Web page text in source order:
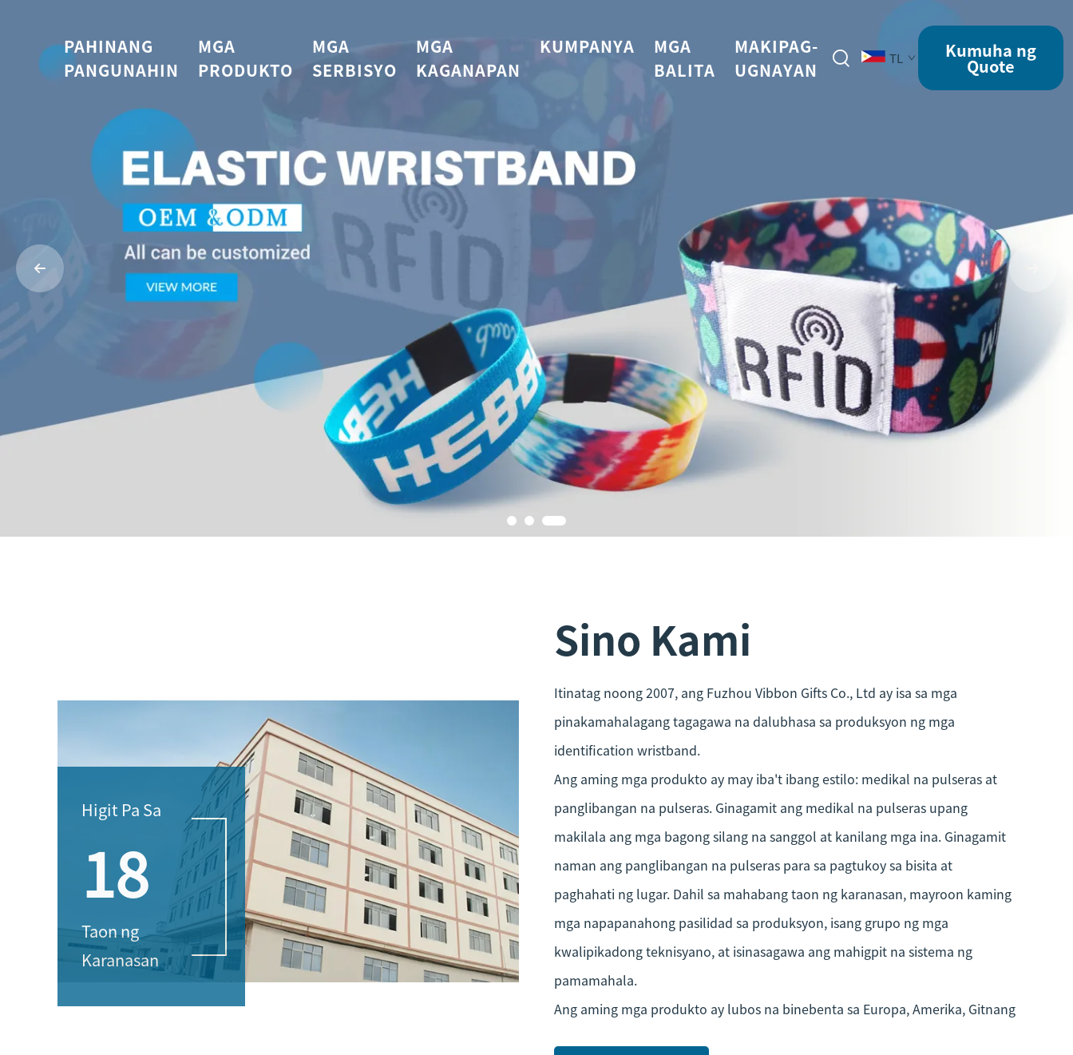
PAHINANG
PANGUNAHIN
MGA
PRODUKTO
MGA
SERBISYO
MGA
KAGANAPAN
KUMPANYA
MGA
BALITA
MAKIPAG-
UGNAYAN
TL Kumuha ng
Quote
Higit Pa Sa
18
Taon ng
Karanasan
Sino Kami
Itinatag noong 2007, ang Fuzhou Vibbon Gifts Co., Ltd ay isa sa mga
pinakamahalagang tagagawa na dalubhasa sa produksyon ng mga
identification wristband.
Ang aming mga produkto ay may iba't ibang estilo: medikal na pulseras at
panglibangan na pulseras. Ginagamit ang medikal na pulseras upang
makilala ang mga bagong silang na sanggol at kanilang mga ina. Ginagamit
naman ang panglibangan na pulseras para sa pagtukoy sa bisita at
paghahati ng lugar. Dahil sa mahabang taon ng karanasan, mayroon kaming
mga napapanahong pasilidad sa produksyon, isang grupo ng mga
kwalipikadong teknisyano, at isinasagawa ang mahigpit na sistema ng
pamamahala.
Ang aming mga produkto ay lubos na binebenta sa Europa, Amerika, Gitnang